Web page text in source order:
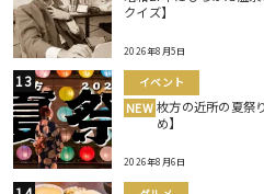
クイズ】
2026年8月5日
イベント
NEW 枚方の近所の夏祭
め】
2026年8月6日